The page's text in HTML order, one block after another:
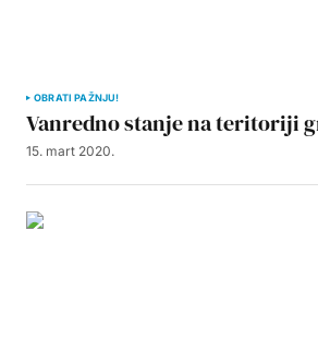
OBRATI PAŽNJU!
Vanredno stanje na teritoriji
15. mart 2020.